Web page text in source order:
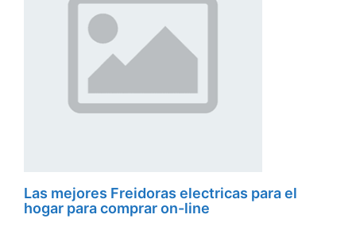
Las mejores Freidoras electricas para el
hogar para comprar on-line